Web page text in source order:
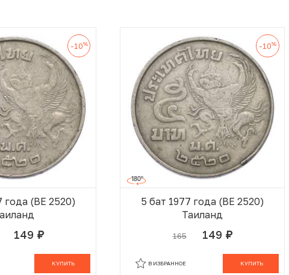
-10%
года (BE 2520)
149 руб.
КУПИТЬ
-10%
5 бат 1977 года (BE 2520)
Таиланд
165 149 руб.
КУПИТЬ
В ИЗБРАННОЕ